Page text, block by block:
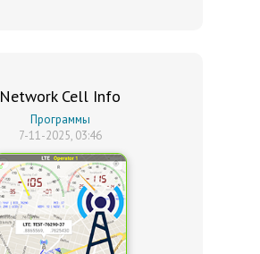
Network Cell Info
Программы
7-11-2025, 03:46